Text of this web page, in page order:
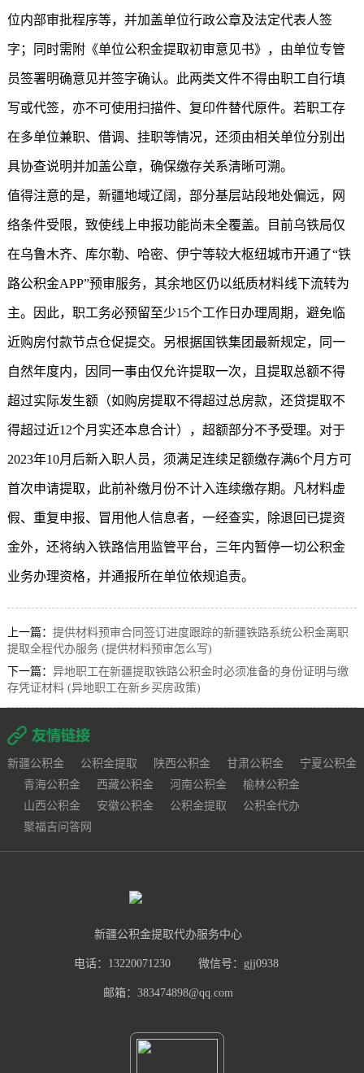
位内部审批程序等，并加盖单位行政公章及法定代表人签
字；同时需附《单位公积金提取初审意见书》，由单位专管
员签署明确意见并签字确认。此两类文件不得由职工自行填
写或代签，亦不可使用扫描件、复印件替代原件。若职工存
在多单位兼职、借调、挂职等情况，还须由相关单位分别出
具协查说明并加盖公章，确保缴存关系清晰可溯。
值得注意的是，新疆地域辽阔，部分基层站段地处偏远，网
络条件受限，致使线上申报功能尚未全覆盖。目前乌铁局仅
在乌鲁木齐、库尔勒、哈密、伊宁等较大枢纽城市开通了“铁
路公积金APP”预审服务，其余地区仍以纸质材料线下流转为
主。因此，职工务必预留至少15个工作日办理周期，避免临
近购房付款节点仓促提交。另根据国铁集团最新规定，同一
自然年度内，因同一事由仅允许提取一次，且提取总额不得
超过实际发生额（如购房提取不得超过总房款，还贷提取不
得超过近12个月实还本息合计），超额部分不予受理。对于
2023年10月后新入职人员，须满足连续足额缴存满6个月方可
首次申请提取，此前补缴月份不计入连续缴存期。凡材料虚
假、重复申报、冒用他人信息者，一经查实，除退回已提资
金外，还将纳入铁路信用监管平台，三年内暂停一切公积金
业务办理资格，并通报所在单位依规追责。
上一篇： 提供材料预审合同签订进度跟踪的新疆铁路系统公积金离职
提取全程代办服务 (提供材料预审怎么写)
下一篇： 异地职工在新疆提取铁路公积金时必须准备的身份证明与缴
存凭证材料 (异地职工在新乡买房政策)
新疆公积金 公积金提取 陕西公积金 甘肃公积金
宁夏公积金
青海公积金
西藏公积金 河南公积金
榆林公积金
山西公积金
安徽公积金 公积金提取
公积金代办
聚福吉问答网
新疆公积金提取代办服务中心
电话：13220071230 微信号：gjj0938
邮箱：383474898@qq.com